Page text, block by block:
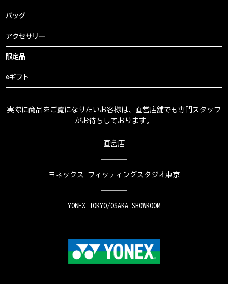
バッグ
アクセサリー
限定品
eギフト
実際に商品をご覧になりたいお客様は、直営店舗でも専門スタッフ
がお待ちしております。
直営店
ヨネックス フィッティングスタジオ東京
YONEX TOKYO/OSAKA SHOWROOM